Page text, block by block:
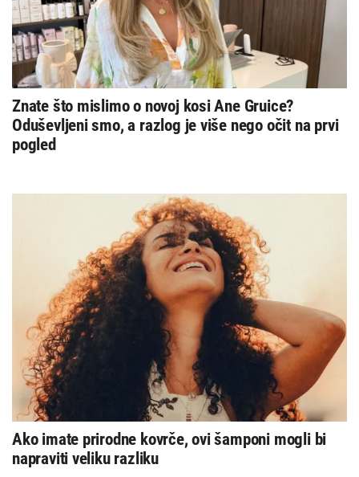
Znate što mislimo o novoj kosi Ane Gruice?
Oduševljeni smo, a razlog je više nego očit na prvi
pogled
Ako imate prirodne kovrče, ovi šamponi mogli bi
napraviti veliku razliku